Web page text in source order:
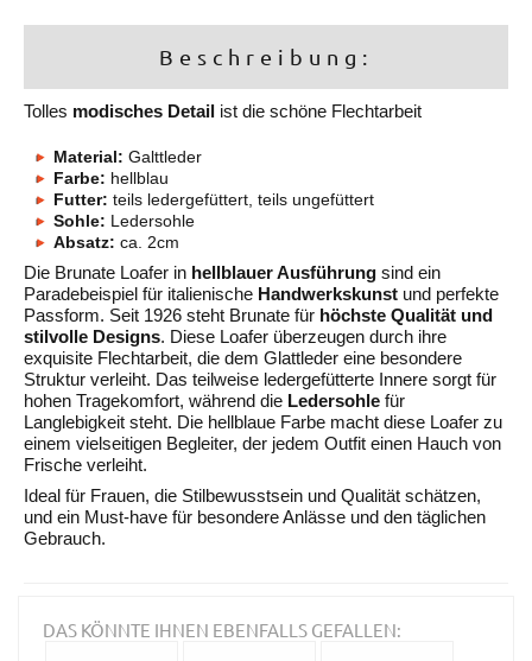
Beschreibung:
Tolles modisches Detail ist die schöne Flechtarbeit
Material: Galttleder
Farbe: hellblau
Futter: teils ledergefüttert, teils ungefüttert
Sohle: Ledersohle
Absatz: ca. 2cm
Die Brunate Loafer in hellblauer Ausführung sind ein
Paradebeispiel für italienische Handwerkskunst und perfekte
Passform. Seit 1926 steht Brunate für höchste Qualität und
stilvolle Designs. Diese Loafer überzeugen durch ihre
exquisite Flechtarbeit, die dem Glattleder eine besondere
Struktur verleiht. Das teilweise ledergefütterte Innere sorgt für
hohen Tragekomfort, während die Ledersohle für
Langlebigkeit steht. Die hellblaue Farbe macht diese Loafer zu
einem vielseitigen Begleiter, der jedem Outfit einen Hauch von
Frische verleiht.
Ideal für Frauen, die Stilbewusstsein und Qualität schätzen,
und ein Must-have für besondere Anlässe und den täglichen
Gebrauch.
DAS KÖNNTE IHNEN EBENFALLS GEFALLEN: